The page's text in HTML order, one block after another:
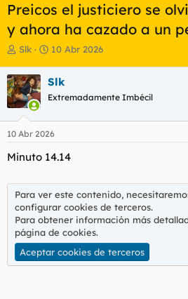
Preicos el justiciero se
y ahora ha cazado a un
I
i
c
i
a
d
o
d
l
t
e
m
a
Slk
F
h
a
e
i
i
i
o
10 Abr 2026
Slk
Extremadamente Imbécil
10 Abr 2026
Minuto 14.14
Para ver este contenido,
configurar cookies de terceros.
Para obtener información más
página de cookies.
Aceptar cookies de terceros